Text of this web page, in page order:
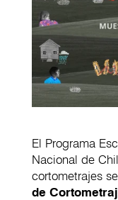
El Programa
Nacional de
cortometrajes
de